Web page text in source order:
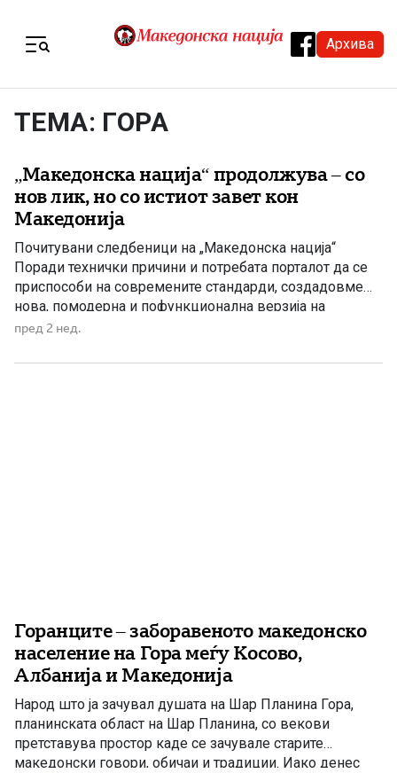
Архива
ТЕМА: ГОРА
„Македонска нација“ продолжува – со
нов лик, но со истиот завет кон
Македонија
Почитувани следбеници на „Македонска нација“
Поради технички причини и потребата порталот да се
приспособи на современите стандарди, создадовме
нова, помодерна и пофункционална верзија на
„Македонска нација“. Новиот портал е достапен како и
ќе биде ваше место за вистината, историјата и
пред 2 нед.
Горанците – заборавеното македонско
население на Гора меѓу Косово,
Албанија и Македонија
Народ што ја зачувал душата на Шар Планина Гора,
планинската област на Шар Планина, со векови
претставува простор каде се зачувале старите
македонски говори, обичаи и традиции. Иако денес